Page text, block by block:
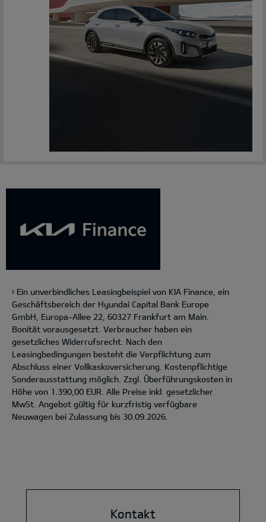
2
Ein unverbindliches Leasingbeispiel von KIA Finance, ein
Geschäftsbereich der Hyundai Capital Bank Europe
GmbH, Europa-Allee 22, 60327 Frankfurt am Main.
Bonität vorausgesetzt. Verbraucher haben ein
gesetzliches Widerrufsrecht. Nach den
Leasingbedingungen besteht die Verpflichtung zum
Abschluss einer Vollkaskoversicherung. Kostenpflichtige
Sonderausstattung möglich. Zzgl. Überführungskosten in
Höhe von 1.390,00 EUR. Alle Preise inkl. gesetzlicher
MwSt. Angebot gültig für kurzfristig verfügbare
Neuwagen bei Zulassung bis 30.09.2026.
Kontakt